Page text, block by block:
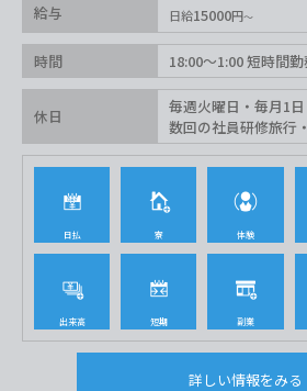
給与 日給15000円
時間 18:00〜1:00 短時間
休日
毎週火曜日・毎月1
数回の社員研修旅行
日払 寮 体験
出来高 短期 副業
詳しい情報をみる